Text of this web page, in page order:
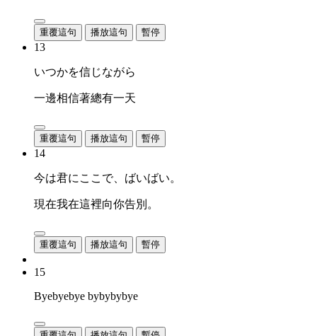
重覆這句 播放這句 暫停
13
いつかを信じながら
一邊相信著總有一天
重覆這句 播放這句 暫停
14
今は君にここで、ばいばい。
現在我在這裡向你告別。
重覆這句 播放這句 暫停
15
Byebyebye bybybybye